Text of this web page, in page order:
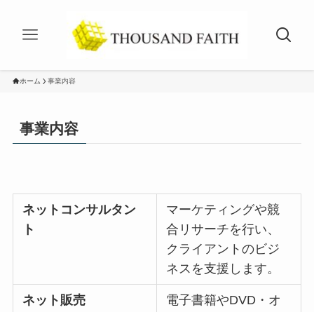
ホーム 事業内容
事業内容
ネットコンサルタン
ト
マーケティングや競
合リサーチを行い、
クライアントのビジ
ネスを支援します。
ネット販売
電子書籍やDVD・オ